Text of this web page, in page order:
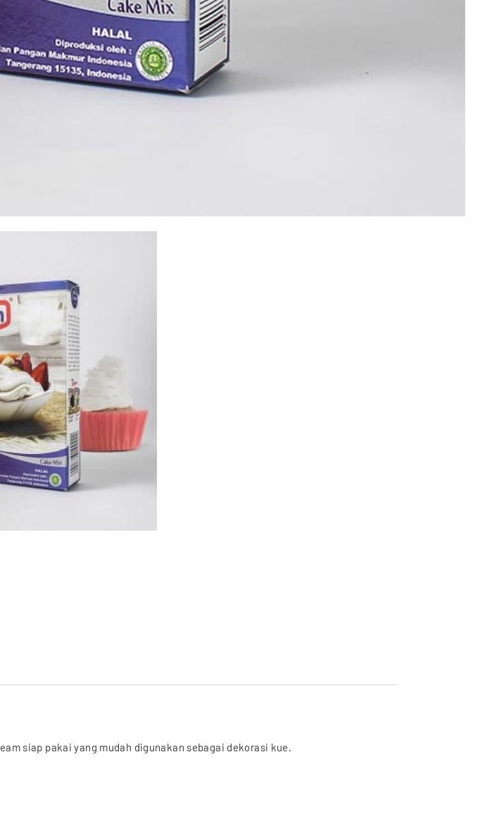
siap pakai yang mudah digunakan sebagai dekorasi kue.
kue yang cantik dan lezat.